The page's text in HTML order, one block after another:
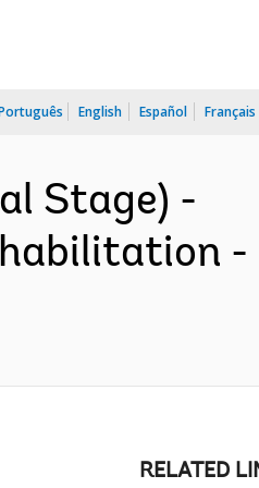
English Español Français
Stage) -
-
RELATED